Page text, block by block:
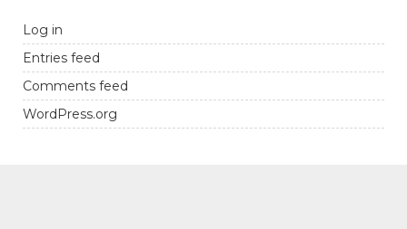
Log in
Entries feed
Comments feed
WordPress.org